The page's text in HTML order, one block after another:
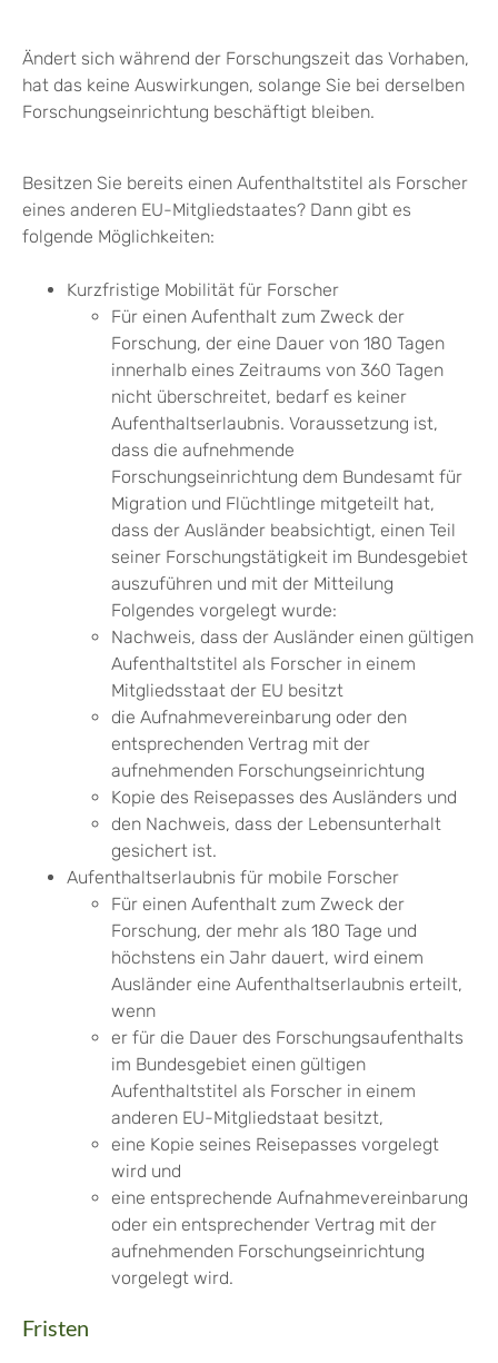
Ändert sich während der Forschungszeit das Vorhaben,
hat das keine Auswirkungen, solange Sie bei derselben
Forschungseinrichtung beschäftigt bleiben.
Besitzen Sie bereits einen Aufenthaltstitel als Forscher
eines anderen EU-Mitgliedstaates? Dann gibt es
folgende Möglichkeiten:
Kurzfristige Mobilität für Forscher
Für einen Aufenthalt zum Zweck der
Forschung, der eine Dauer von 180 Tagen
innerhalb eines Zeitraums von 360 Tagen
nicht überschreitet, bedarf es keiner
Aufenthaltserlaubnis. Voraussetzung ist,
dass die aufnehmende
Forschungseinrichtung dem Bundesamt für
Migration und Flüchtlinge mitgeteilt hat,
dass der Ausländer beabsichtigt, einen Teil
seiner Forschungstätigkeit im Bundesgebiet
auszuführen und mit der Mitteilung
Folgendes vorgelegt wurde:
Nachweis, dass der Ausländer einen gültigen
Aufenthaltstitel als Forscher in einem
Mitgliedsstaat der EU besitzt
die Aufnahmevereinbarung oder den
entsprechenden Vertrag mit der
aufnehmenden Forschungseinrichtung
Kopie des Reisepasses des Ausländers und
den Nachweis, dass der Lebensunterhalt
gesichert ist.
Aufenthaltserlaubnis für mobile Forscher
Für einen Aufenthalt zum Zweck der
Forschung, der mehr als 180 Tage und
höchstens ein Jahr dauert, wird einem
Ausländer eine Aufenthaltserlaubnis erteilt,
wenn
er für die Dauer des Forschungsaufenthalts
im Bundesgebiet einen gültigen
Aufenthaltstitel als Forscher in einem
anderen EU-Mitgliedstaat besitzt,
eine Kopie seines Reisepasses vorgelegt
wird und
eine entsprechende Aufnahmevereinbarung
oder ein entsprechender Vertrag mit der
aufnehmenden Forschungseinrichtung
vorgelegt wird.
Fristen